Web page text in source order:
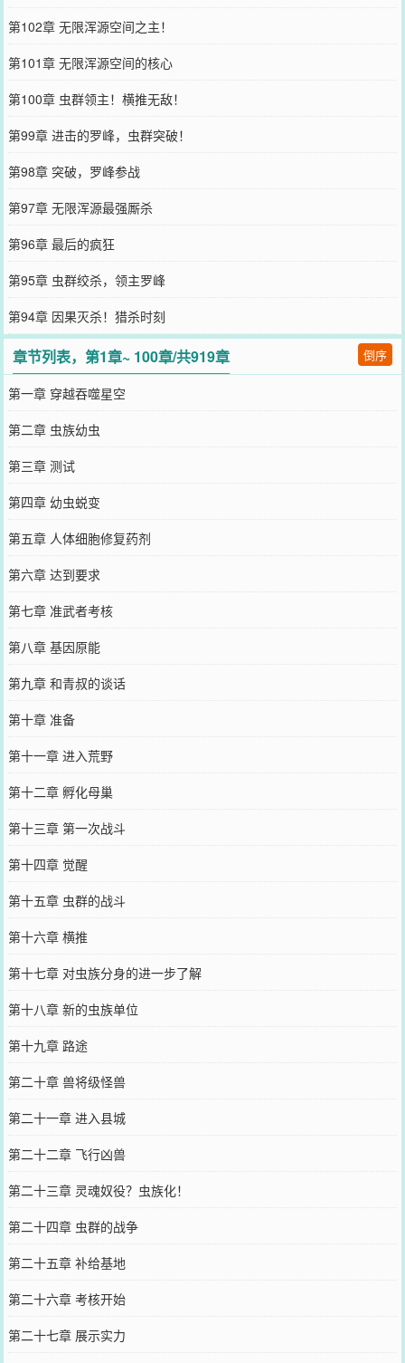
第102章 无限浑源空间之主！
第101章 无限浑源空间的核心
第100章 虫群领主！横推无敌！
第99章 进击的罗峰，虫群突破！
第98章 突破，罗峰参战
第97章 无限浑源最强厮杀
第96章 最后的疯狂
第95章 虫群绞杀，领主罗峰
第94章 因果灭杀！猎杀时刻
章节列表，第1章~ 100章/共919章 倒序
第一章 穿越吞噬星空
第二章 虫族幼虫
第三章 测试
第四章 幼虫蜕变
第五章 人体细胞修复药剂
第六章 达到要求
第七章 准武者考核
第八章 基因原能
第九章 和青叔的谈话
第十章 准备
第十一章 进入荒野
第十二章 孵化母巢
第十三章 第一次战斗
第十四章 觉醒
第十五章 虫群的战斗
第十六章 横推
第十七章 对虫族分身的进一步了解
第十八章 新的虫族单位
第十九章 路途
第二十章 兽将级怪兽
第二十一章 进入县城
第二十二章 飞行凶兽
第二十三章 灵魂奴役？虫族化！
第二十四章 虫群的战争
第二十五章 补给基地
第二十六章 考核开始
第二十七章 展示实力